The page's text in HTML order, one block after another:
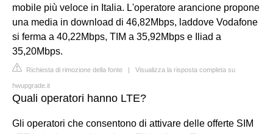
mobile più veloce in Italia. L'operatore arancione propone
una media in download di 46,82Mbps, laddove Vodafone
si ferma a 40,22Mbps, TIM a 35,92Mbps e Iliad a
35,20Mbps.
Richiesta di rimozione della fonte | Visualizza la risposta completa su
hwupgrade.it
Quali operatori hanno LTE?
Gli operatori che consentono di attivare delle offerte SIM